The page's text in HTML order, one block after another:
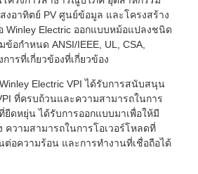
อาทิตย์ PV ศูนย์ข้อมูล และโครงสร้าง
Winley Electric ออกแบบหม้อแปลงชนิด
ข้อกำหนด ANSI/IEEE, UL, CSA,
ารที่เกี่ยวข้องที่เกี่ยวข้อง
Electric VPI ได้รับการสนับสนุน
ที่ครบถ้วนและความสามารถในการ
ยืดหยุ่น ได้รับการออกแบบมาเพื่อให้มี
ความสามารถในการโอเวอร์โหลดที่
อความร้อน และการทำงานที่เชื่อถือได้